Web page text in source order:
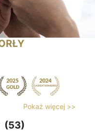
Pokaż więcej >>
(53)